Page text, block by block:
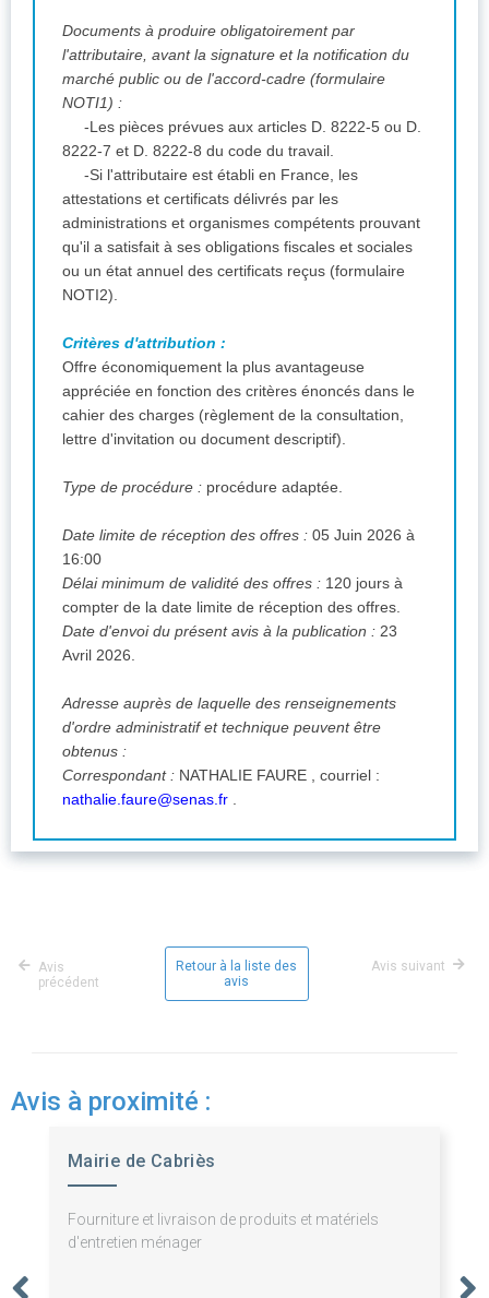
Documents à produire obligatoirement par
l'attributaire, avant la signature et la notification du
marché public ou de l'accord-cadre (formulaire
NOTI1) :
-Les pièces prévues aux articles D. 8222-5 ou D.
8222-7 et D. 8222-8 du code du travail.
-Si l'attributaire est établi en France, les
attestations et certificats délivrés par les
administrations et organismes compétents prouvant
qu'il a satisfait à ses obligations fiscales et sociales
ou un état annuel des certificats reçus (formulaire
NOTI2).
Critères d'attribution :
Offre économiquement la plus avantageuse
appréciée en fonction des critères énoncés dans le
cahier des charges (règlement de la consultation,
lettre d'invitation ou document descriptif).
Type de procédure : procédure adaptée.
Date limite de réception des offres : 05 Juin 2026 à
16:00
Délai minimum de validité des offres : 120 jours à
compter de la date limite de réception des offres.
Date d'envoi du présent avis à la publication : 23
Avril 2026.
Adresse auprès de laquelle des renseignements
d'ordre administratif et technique peuvent être
obtenus :
Correspondant :
NATHALIE FAURE , courriel :
nathalie.faure@senas.fr
Avis
précédent
Retour à la liste des
avis
Avis suivant
Avis à proximité :
Mairie de Cabriès
Fourniture et livraison de produits et matériels
d'entretien ménager